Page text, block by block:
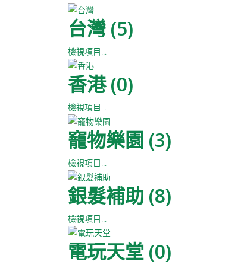
台灣 (5)
檢視項目...
香港 (0)
檢視項目...
竉物樂園 (3)
檢視項目...
銀髮補助 (8)
檢視項目...
電玩天堂 (0)